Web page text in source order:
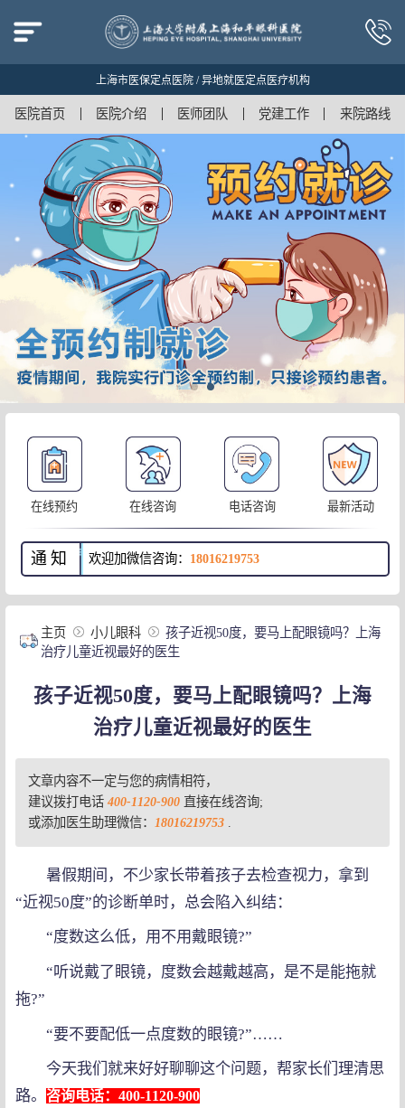
上海市医保定点医院 / 异地就医定点医疗机构
医院首页 医院介绍 医师团队 党建工作 来院路线
在线预约 在线咨询 电话咨询 最新活动
通知 欢迎加微信咨询： 18016219753
主页 小儿眼科
孩子近视50度，要马上配眼镜吗？上海
治疗儿童近视最好的医生
孩子近视50度，要马上配眼镜吗？上海
治疗儿童近视最好的医生
文章内容不一定与您的病情相符，
建议拨打电话400-1120-900 直接在线咨询;
或添加医生助理微信：18016219753 .
暑假期间，不少家长带着孩子去检查视力，拿到
“近视50度”的诊断单时，总会陷入纠结：
“度数这么低，用不用戴眼镜?”
“听说戴了眼镜，度数会越戴越高，是不是能拖就
拖?”
“要不要配低一点度数的眼镜?”……
今天我们就来好好聊聊这个问题，帮家长们理清思
路。 咨询电话：400-1120-900